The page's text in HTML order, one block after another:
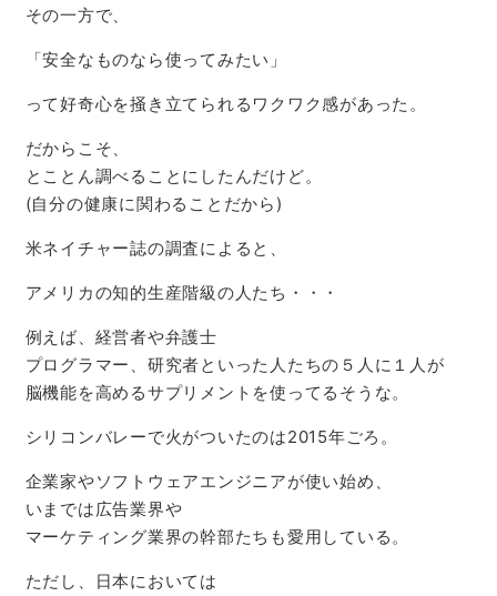
その一方で、
「安全なものなら使ってみたい」
って好奇心を掻き立てられるワクワク感があった。
だからこそ、
とことん調べることにしたんだけど。
(自分の健康に関わることだから)
米ネイチャー誌の調査によると、
アメリカの知的生産階級の人たち・・・
例えば、経営者や弁護士
プログラマー、研究者といった人たちの５人に１人が
脳機能を高めるサプリメントを使ってるそうな。
シリコンバレーで火がついたのは2015年ごろ。
企業家やソフトウェアエンジニアが使い始め、
いまでは広告業界や
マーケティング業界の幹部たちも愛用している。
ただし、日本においては